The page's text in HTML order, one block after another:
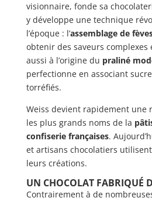
visionnaire, fonde sa
y développe une technique
l’époque : l’assemblage de
obtenir des saveurs
aussi à l’origine du praliné
perfectionne en associant
torréfiés.
Weiss devient rapidement une
les plus grands noms de la
confiserie françaises.
et artisans chocolatiers
leurs créations.
UN CHOCOLAT FABRIQUÉ
Contrairement à de